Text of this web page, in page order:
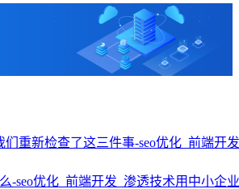
用中小企